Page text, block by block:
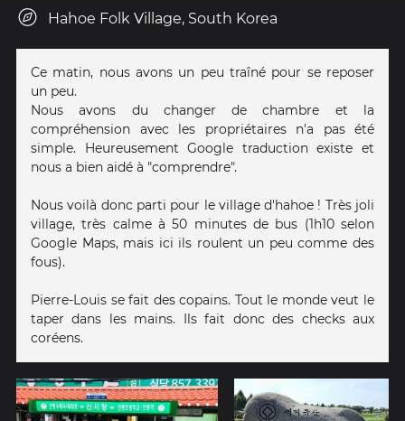
Hahoe Folk Village, South Korea
Ce matin, nous avons un peu traîné pour se reposer
un peu.
Nous avons du changer de chambre et la
compréhension avec les propriétaires n'a pas été
simple. Heureusement Google traduction existe et
nous a bien aidé à "comprendre".
Nous voilà donc parti pour le village d'hahoe ! Très joli
village, très calme à 50 minutes de bus (1h10 selon
Google Maps, mais ici ils roulent un peu comme des
fous).
Pierre-Louis se fait des copains. Tout le monde veut le
taper dans les mains. Ils fait donc des checks aux
coréens.